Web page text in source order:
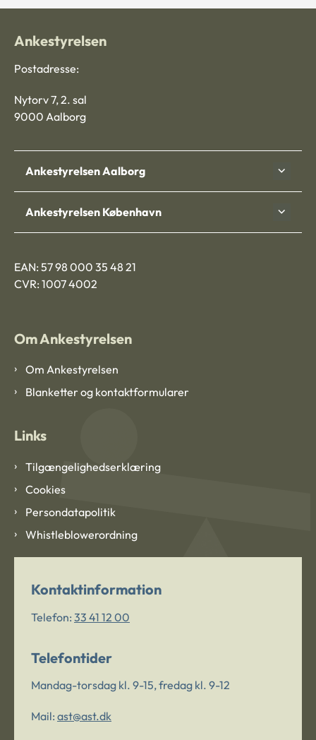
Ankestyrelsen
Postadresse:
Nytorv 7, 2. sal
9000 Aalborg
Ankestyrelsen Aalborg
Ankestyrelsen København
EAN: 57 98 000 35 48 21
CVR: 1007 4002
Om Ankestyrelsen
Om Ankestyrelsen
Blanketter og kontaktformularer
Links
Tilgængelighedserklæring
Cookies
Persondatapolitik
Whistleblowerordning
Kontaktinformation
Telefon: 33 41 12 00
Telefontider
Mandag-torsdag kl. 9-15, fredag kl. 9-12
Mail: ast@ast.dk